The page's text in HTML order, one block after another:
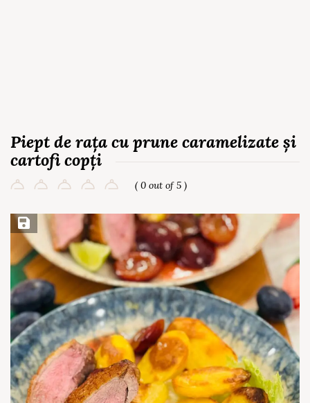
Piept de rața cu prune caramelizate și
cartofi copți
( 0 out of 5 )
Save Recipe